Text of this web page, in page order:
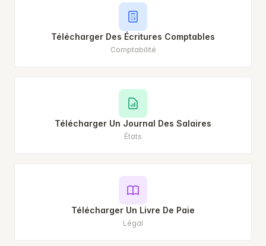
Télécharger Des Écritures Comptables
Comptabilité
Télécharger Un Journal Des Salaires
États
Télécharger Un Livre De Paie
Légal